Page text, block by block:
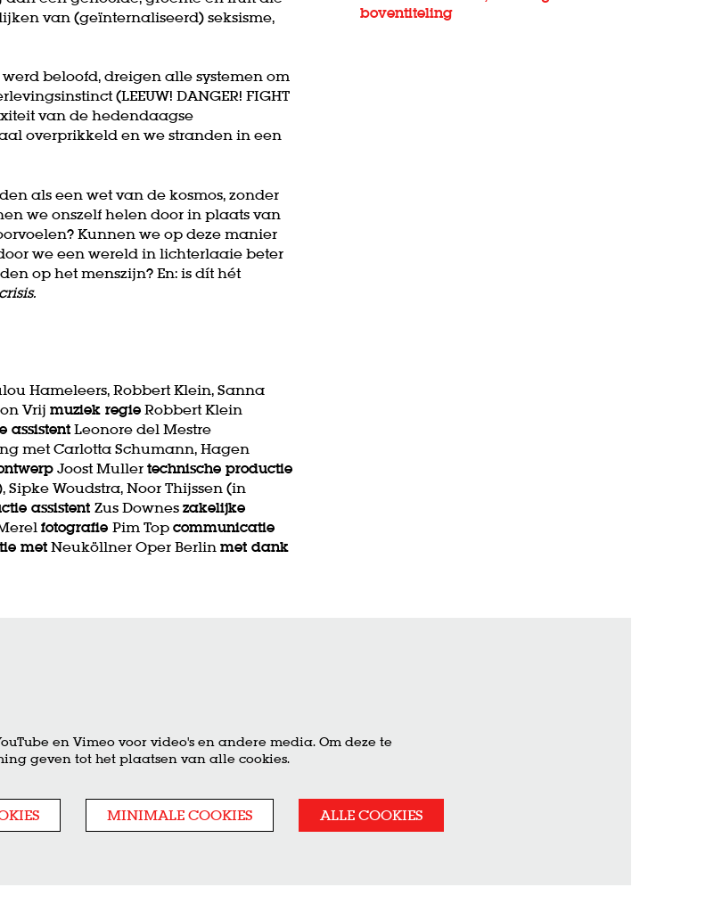
van (geïnternaliseerd) seksisme,
beloofd, dreigen alle systemen om
(LEEUW! DANGER! FIGHT
van de hedendaagse
overprikkeld en we stranden in een
als een wet van de kosmos, zonder
we onszelf helen door in plaats van
Kunnen we op deze manier
we een wereld in lichterlaaie beter
op het menszijn? En: is dít hét
boventiteling
Hameleers, Robbert Klein, Sanna
Vrij muziek regie Robbert Klein
assistent Leonore del Mestre
met Carlotta Schumann, Hagen
Joost Muller technische productie
Woudstra, Noor Thijssen (in
assistent Zus Downes zakelijke
fotografie Pim Top communicatie
metNeuköllner Oper Berlin met dank
en Vimeo voor video's en andere media. Om deze te
geven tot het plaatsen van alle cookies.
MINIMALE COOKIES ALLE COOKIES